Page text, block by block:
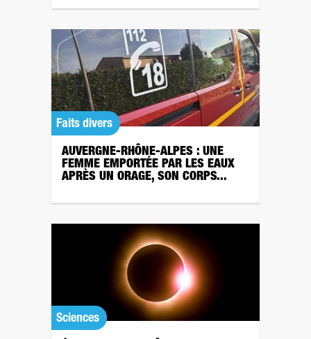
Faits divers
AUVERGNE-RHÔNE-ALPES : UNE
FEMME EMPORTÉE PAR LES EAUX
APRÈS UN ORAGE, SON CORPS...
Sciences